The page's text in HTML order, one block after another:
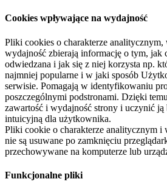
Cookies wpływające na wydajność
Pliki cookies o charakterze analitycznym,
wydajność zbierają informację o tym, jak
odwiedzana i jak się z niej korzysta np.
najmniej popularne i w jaki sposób
serwisie. Pomagają w identyfikowaniu
poszczególnymi podstronami. Dzięki
zawartość i wydajność strony i uczynić ją
intuicyjną dla użytkownika.
Pliki cookie o charakterze analitycznym i
nie są usuwane po zamknięciu
przechowywane na komputerze lub
Funkcjonalne pliki